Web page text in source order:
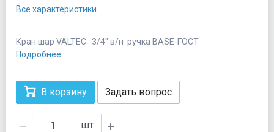
Все характеристики
Кран шар VALTEC 3/4" в/н ручка BASE-ГОСТ
Подробнее
В корзину Задать вопрос
шт